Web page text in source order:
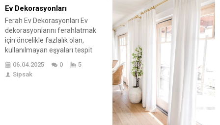
gereken pratik bilgileri derledik.
hayatınızı kolaylaştıracak bu
fikirlerden birkaçını hemen
uygulamak isteyebilirsiniz.
Parmağınıza kıymık batarsa,
olgunlaşmış bir muzun dilimlerini
bandajla birlikte kıymığın...
yapmaktan çekinmeyin. Her tarz,
bir hikaye...
Ev Dekorasyonları
Ferah Ev Dekorasyonları Ev
dekorasyonlarını ferahlatmak
için öncelikle fazlalık olan,
kullanılmayan eşyaları tespit
etmek ve alanı rahatlatmak
gerekir. Sonrasında iç cephe
boyası seçimini doğru şekilde
06.04.2025 0
5
Sipsak